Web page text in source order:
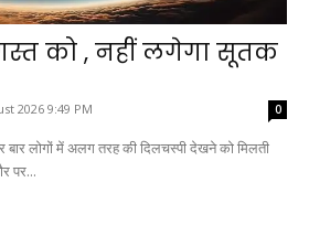
को , नहीं लगेगा सूतक
2026 9:49 PM 0
लोगों में अलग तरह की दिलचस्पी देखने को मिलती
पर...